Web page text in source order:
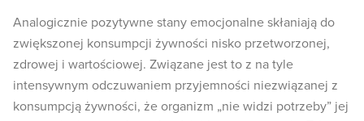
Analogicznie pozytywne stany emocjonalne skłaniają do
zwiększonej konsumpcji żywności nisko przetworzonej,
zdrowej i wartościowej. Związane jest to z na tyle
intensywnym odczuwaniem przyjemności niezwiązanej z
konsumpcją żywności, że organizm „nie widzi potrzeby” jej